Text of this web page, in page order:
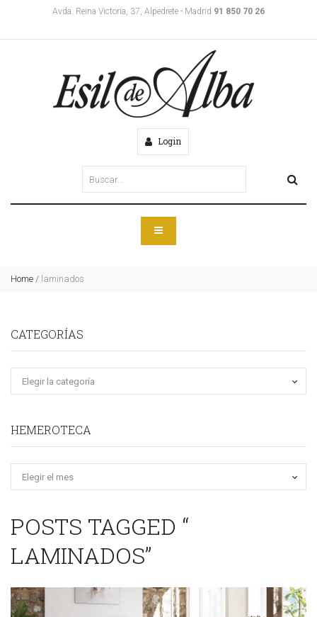
Avda. Reina Victoria, 37, Alpedrete - Madrid 91 850 70 26
Login
Home / laminados
CATEGORÍAS
HEMEROTECA
POSTS TAGGED “
LAMINADOS”